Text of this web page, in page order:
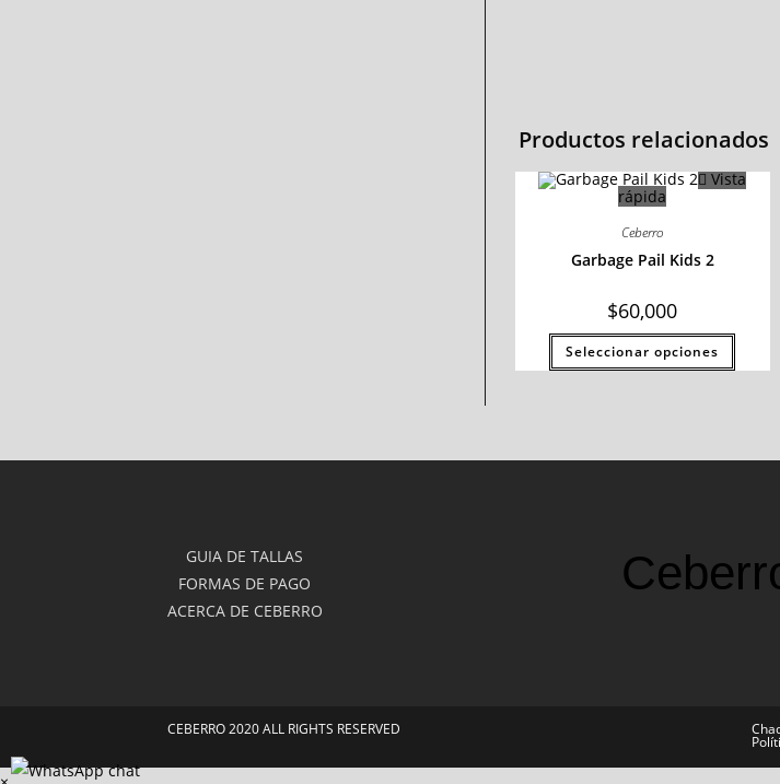
Productos relacionados
Vista
rápida
Ceberro
Garbage Pail Kids 2
$60,000
Seleccionar opciones
GUIA DE TALLAS
FORMAS DE PAGO
ACERCA DE CEBERRO
CEBERRO 2020 ALL RIGHTS RESERVED